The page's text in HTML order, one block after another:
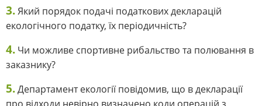
3.Який порядок подачі податкових декларацій
екологічного податку, їх періодичність?
4. Чи можливе спортивне рибальство та полювання в
заказнику?
5.Департамент екології повідомив, що в декларації